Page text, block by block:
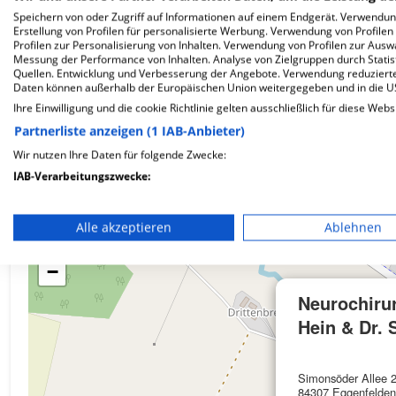
Wie ist die Telefonnummer von
Karte
Hein & Dr.
Simonsöder Allee
84307 Eggenfelden
+
−
Speichern von oder Zugriff auf Informationen auf einem Endgerät.
Erstellung von Profilen für personalisierte Werbung. Verwendung von
Profilen zur Personalisierung von Inhalten. Verwendung von Profilen zur
Messung der Performance von Inhalten. Analyse von Zielgruppen durch
Quellen. Entwicklung und Verbesserung der Angebote. Verwendung
Daten können außerhalb der Europäischen Union weitergegeben und in die
Ihre Einwilligung und die cookie Richtlinie gelten ausschließlich für diese
Partnerliste anzeigen (1 IAB-Anbieter)
Wir nutzen Ihre Daten für folgende Zwecke:
IAB-Verarbeitungszwecke:
Verwendung reduzierter Daten zur Auswahl von
Erstellung von Profilen für personalisierte Werbung
Verwendung von Profilen zur Auswahl personalisierter
Erstellung von Profilen zur Personalisierung von Inhalten
Verwendung von Profilen zur Auswahl personalisierter
Alle akzeptieren Ablehnen